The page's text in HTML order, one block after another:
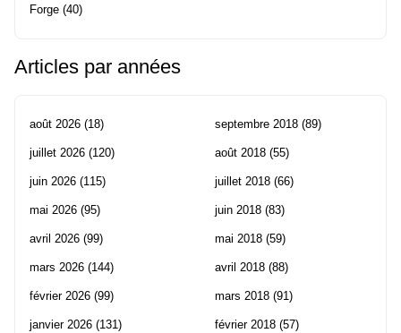
Forge (40)
Articles par années
août 2026 (18)
juillet 2026 (120)
juin 2026 (115)
mai 2026 (95)
avril 2026 (99)
mars 2026 (144)
février 2026 (99)
janvier 2026 (131)
septembre 2018 (89)
août 2018 (55)
juillet 2018 (66)
juin 2018 (83)
mai 2018 (59)
avril 2018 (88)
mars 2018 (91)
février 2018 (57)